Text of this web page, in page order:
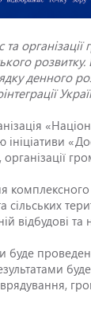
денного
сільських
відбудові
буде